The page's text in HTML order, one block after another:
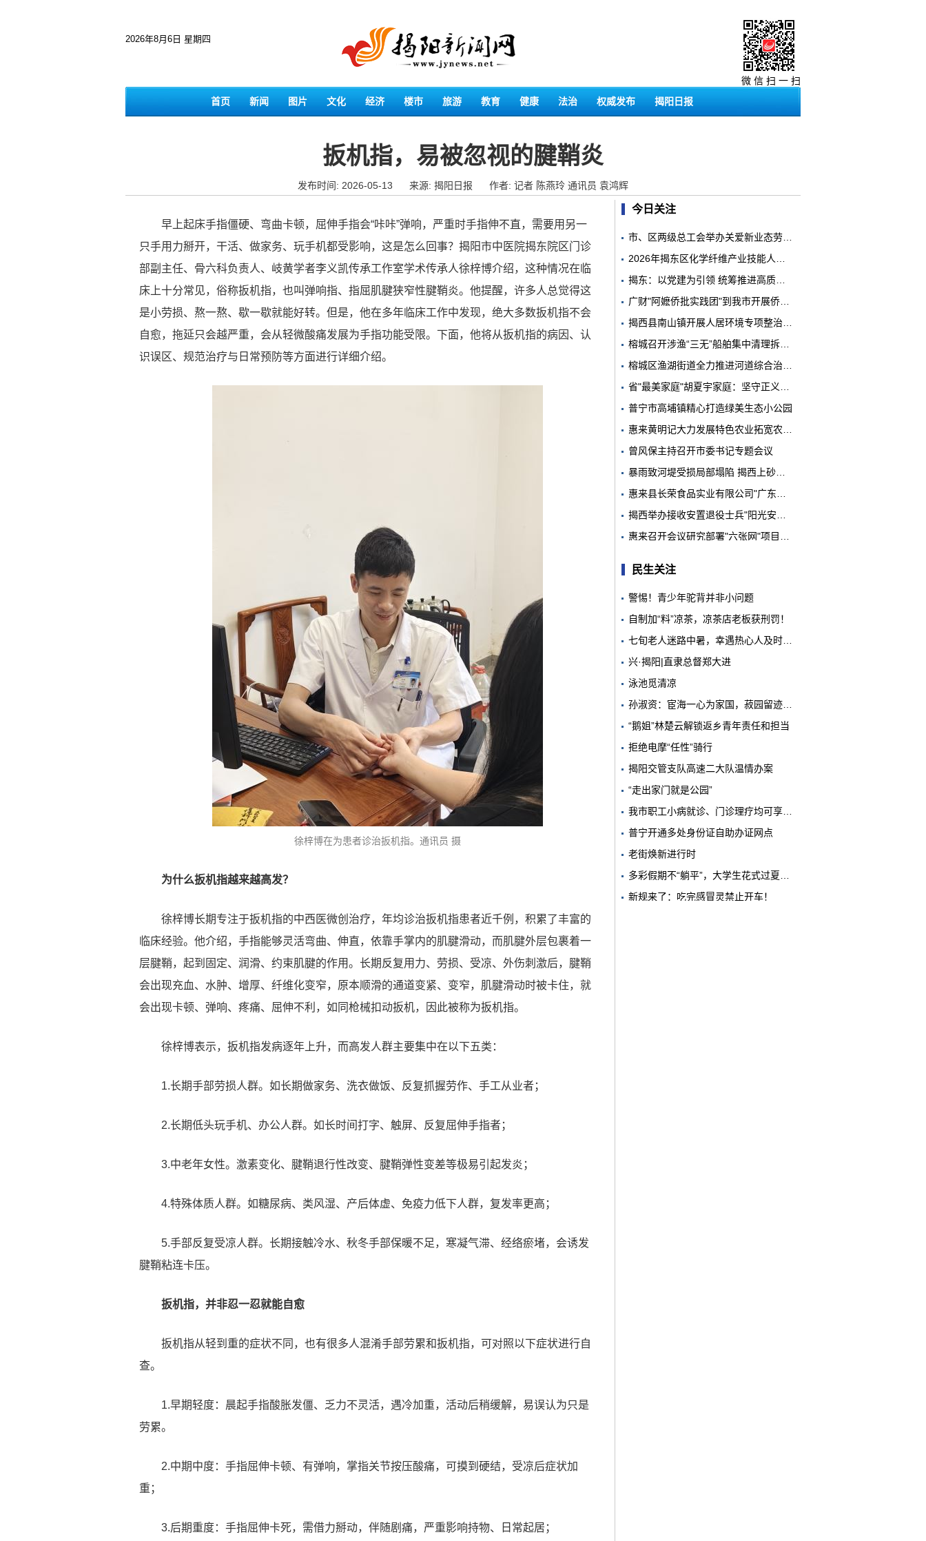
2026年8月6日 星期四
微 信 扫 一 扫
首页
新闻 图片 文化 经济 楼市 旅游 教育 健康 法治 权威发布 揭阳日报
扳机指，易被忽视的腱鞘炎
发布时间: 2026-05-13 来源: 揭阳日报 作者: 记者 陈燕玲 通讯员 袁鸿辉
早上起床手指僵硬、弯曲卡顿，屈伸手指会“咔咔”弹响，严重时手指伸不直，需要用另一
只手用力掰开，干活、做家务、玩手机都受影响，这是怎么回事？揭阳市中医院揭东院区门诊
部副主任、骨六科负责人、岐黄学者李义凯传承工作室学术传承人徐梓博介绍，这种情况在临
床上十分常见，俗称扳机指，也叫弹响指、指屈肌腱狭窄性腱鞘炎。他提醒，许多人总觉得这
是小劳损、熬一熬、歇一歇就能好转。但是，他在多年临床工作中发现，绝大多数扳机指不会
自愈，拖延只会越严重，会从轻微酸痛发展为手指功能受限。下面，他将从扳机指的病因、认
识误区、规范治疗与日常预防等方面进行详细介绍。
徐梓博在为患者诊治扳机指。通讯员 摄
为什么扳机指越来越高发？
徐梓博长期专注于扳机指的中西医微创治疗，年均诊治扳机指患者近千例，积累了丰富的
临床经验。他介绍，手指能够灵活弯曲、伸直，依靠手掌内的肌腱滑动，而肌腱外层包裹着一
层腱鞘，起到固定、润滑、约束肌腱的作用。长期反复用力、劳损、受凉、外伤刺激后，腱鞘
会出现充血、水肿、增厚、纤维化变窄，原本顺滑的通道变紧、变窄，肌腱滑动时被卡住，就
会出现卡顿、弹响、疼痛、屈伸不利，如同枪械扣动扳机，因此被称为扳机指。
徐梓博表示，扳机指发病逐年上升，而高发人群主要集中在以下五类：
1.长期手部劳损人群。如长期做家务、洗衣做饭、反复抓握劳作、手工从业者；
2.长期低头玩手机、办公人群。如长时间打字、触屏、反复屈伸手指者；
3.中老年女性。激素变化、腱鞘退行性改变、腱鞘弹性变差等极易引起发炎；
4.特殊体质人群。如糖尿病、类风湿、产后体虚、免疫力低下人群，复发率更高；
5.手部反复受凉人群。长期接触冷水、秋冬手部保暖不足，寒凝气滞、经络瘀堵，会诱发
腱鞘粘连卡压。
扳机指，并非忍一忍就能自愈
扳机指从轻到重的症状不同，也有很多人混淆手部劳累和扳机指，可对照以下症状进行自
查。
1.早期轻度：晨起手指酸胀发僵、乏力不灵活，遇冷加重，活动后稍缓解，易误认为只是
劳累。
2.中期中度：手指屈伸卡顿、有弹响，掌指关节按压酸痛，可摸到硬结，受凉后症状加
重；
3.后期重度：手指屈伸卡死，需借力掰动，伴随剧痛，严重影响持物、日常起居；